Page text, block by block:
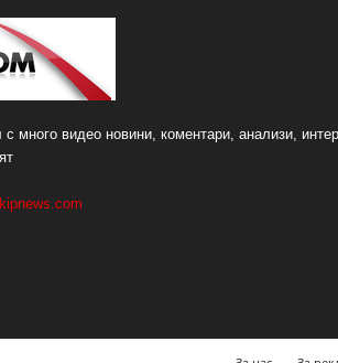
много видео новини, коментари, анализи,